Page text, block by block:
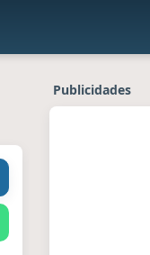
Publicidades